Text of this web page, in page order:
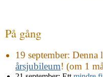
På gång
19 september: Denna
årsjubileum! (om 1